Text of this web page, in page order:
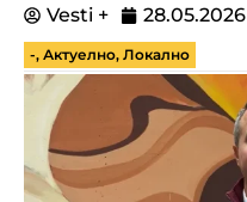
Vesti + 28.05.2026
-, Актуелно, Локално